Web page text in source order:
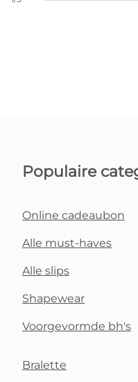
Populaire
Online cadeaubon
Alle must-haves
Alle slips
Shapewear
Voorgevormde bh's
Bralette